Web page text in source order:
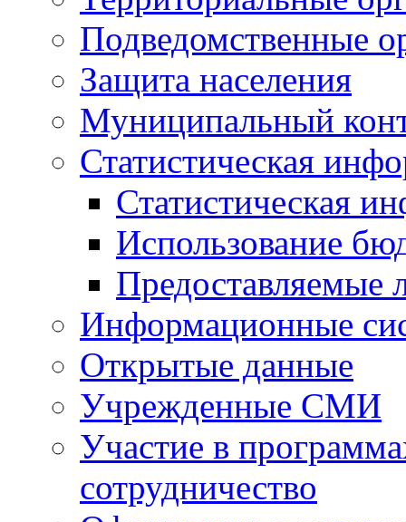
Подведомственные
Защита населения
Муниципальный
Статистическая
Статистическая
Использование
Предоставляемые
Информационные
Открытые данные
Учрежденные СМИ
Участие в
сотрудничество